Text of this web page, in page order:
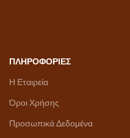
ΠΛΗΡΟΦΟΡΙΕΣ
Η Εταιρεία
Όροι Χρήσης
Προσωπικά Δεδομένα